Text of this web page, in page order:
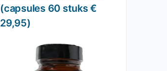
(capsules 60 stuks €
29,95)